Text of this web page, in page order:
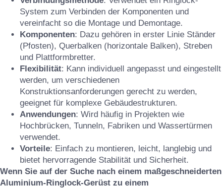
System zum Verbinden der Komponenten und
vereinfacht so die Montage und Demontage.
Komponenten: Dazu gehören in erster Linie Ständer
(Pfosten), Querbalken (horizontale Balken), Streben
und Plattformbretter.
Flexibilität: Kann individuell angepasst und eingestellt
werden, um verschiedenen
Konstruktionsanforderungen gerecht zu werden,
geeignet für komplexe Gebäudestrukturen.
Anwendungen: Wird häufig in Projekten wie
Hochbrücken, Tunneln, Fabriken und Wassertürmen
verwendet.
Vorteile: Einfach zu montieren, leicht, langlebig und
bietet hervorragende Stabilität und Sicherheit.
Wenn Sie auf der Suche nach einem maßgeschneiderten
Aluminium-Ringlock-Gerüst zu einem